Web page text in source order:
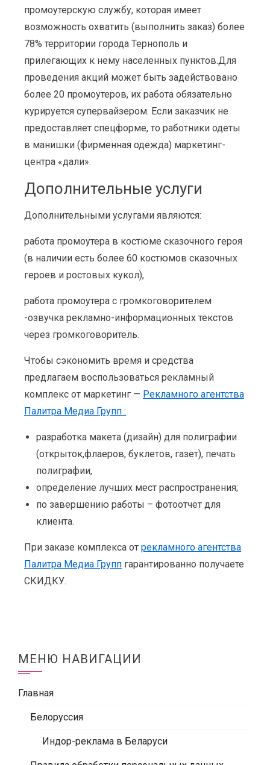
промоутерскую службу, которая имеет
возможность охватить (выполнить заказ) более
78% территории города Тернополь и
прилегающих к нему населенных пунктов.Для
проведения акций может быть задействовано
более 20 промоутеров, их работа обязательно
курируется супервайзером. Если заказчик не
предоставляет спецформе, то работники одеты
в манишки (фирменная одежда) маркетинг-
центра «дали».
Дополнительные услуги
Дополнительными услугами являются:
работа промоутера в костюме сказочного героя
(в наличии есть более 60 костюмов сказочных
героев и ростовых кукол),
работа промоутера с громкоговорителем
-озвучка рекламно-информационных текстов
через громкоговоритель.
Чтобы сэкономить время и средства
предлагаем воспользоваться рекламный
комплекс от маркетинг — Рекламного агентства
Палитра Медиа Групп :
разработка макета (дизайн) для полиграфии
(открыток,флаеров, буклетов, газет), печать
полиграфии,
определение лучших мест распространения;
по завершению работы – фотоотчет для
клиента.
При заказе комплекса от рекламного агентства
Палитра Медиа Групп гарантированно получаете
СКИДКУ.
МЕНЮ НАВИГАЦИИ
Главная
Белоруссия
Индор-реклама в Беларуси